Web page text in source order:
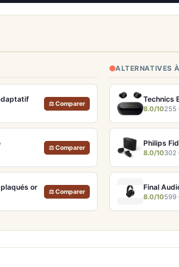
⚖ Comparer
⚖ Comparer
or
⚖ Comparer
ALTERNATIVES
8.0/10255
8.0/10302
Final
8.0/10599